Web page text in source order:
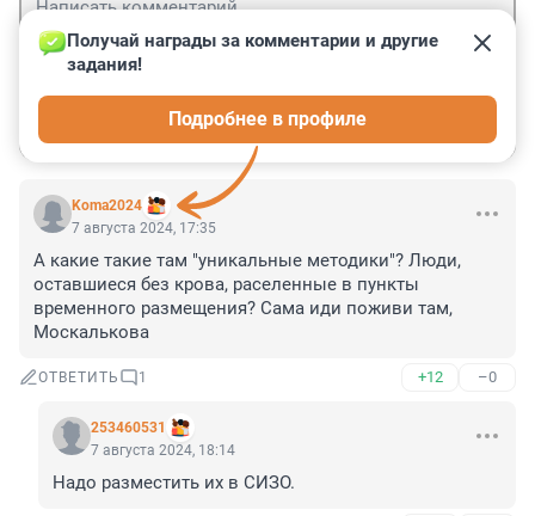
Koma2024
Получай награды за комментарии и другие
задания!
Подробнее в профиле
7 августа 2024, 17:35
А какие такие там "уникальные методики"? Люди,
оставшиеся без крова, раселенные в пункты
временного размещения? Сама иди поживи там,
Москалькова
ОТВЕТИТЬ 1 +12 –0
253460531
7 августа 2024, 18:14
Надо разместить их в СИЗО.